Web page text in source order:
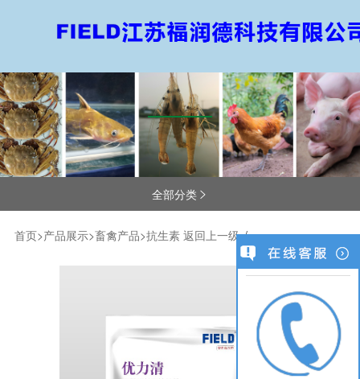
全部分类 
首页>产品展示>畜禽产品>抗生素 返回上一级 /